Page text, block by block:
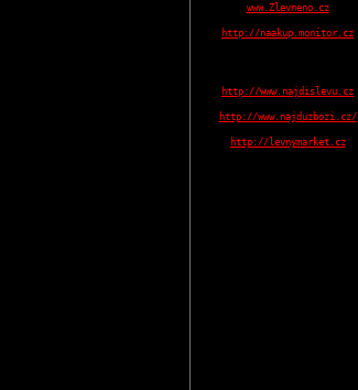
www.Zlevneno.cz
http://naakup.monitor.cz
http://www.najdislevu.cz
http://www.najduzbozi.cz/
http://levnymarket.cz